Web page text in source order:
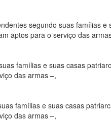
segundo suas famílias
aptos para o serviço das
famílias e suas casas
das armas –,
famílias e suas casas
das armas –,